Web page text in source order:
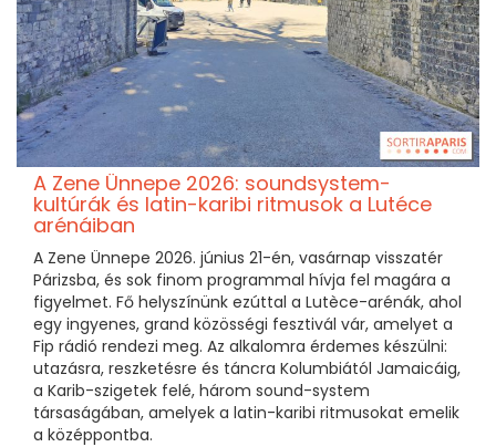
A Zene Ünnepe 2026: soundsystem-
kultúrák és latin-karibi ritmusok a Lutéce
arénáiban
A Zene Ünnepe 2026. június 21-én, vasárnap visszatér
Párizsba, és sok finom programmal hívja fel magára a
figyelmet. Fő helyszínünk ezúttal a Lutèce-arénák, ahol
egy ingyenes, grand közösségi fesztivál vár, amelyet a
Fip rádió rendezi meg. Az alkalomra érdemes készülni:
utazásra, reszketésre és táncra Kolumbiától Jamaicáig,
a Karib-szigetek felé, három sound-system
társaságában, amelyek a latin-karibi ritmusokat emelik
a középpontba.